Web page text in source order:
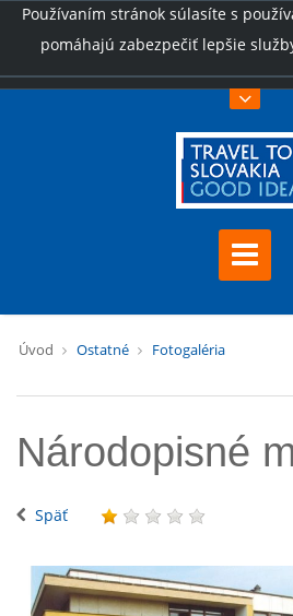
Používaním stránok súlasíte s
pomáhajú zabezpečiť lepšie
Úvod Ostatné Fotogaléria
Národopisné
Späť